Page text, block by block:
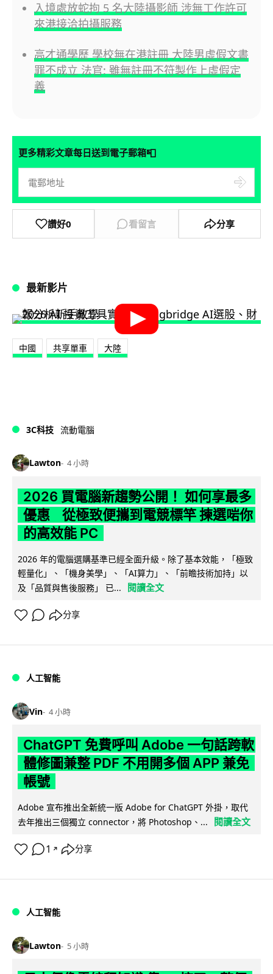
入境處放蛇拘 5 名大陸攝影師 涉無工作許可
來港接洽拍攝服務
高才通學歷 學校無在港註冊 大陸男虛假文書
罪不成立 法官: 雖無註冊不符製作上虛假定
義
更多精彩文章每日送到電子郵箱📮
讚好0 看留言 分享
最新影片
中國 共享單車 大陸
3C科技 流動電腦
Lawton 4 小時
2026 買電腦新趨勢公開！ 如何享最多
優惠 從極致便攜到電競標竿 揀選啱你
的高效能 PC
2026 年的電腦選購基準已經全面升級。除了基本效能，「極致
輕量化」、「機身美學」、「AI算力」、「前瞻技術加持」以
及「品質與售後服務」 已...
閱讀全文
分享
人工智能
Vin 4 小時
ChatGPT 免費呼叫 Adobe 一句話跨軟
體修圖兼整 PDF 不用開多個 APP 兼免
帳號
Adobe 宣布推出全新統一版 Adobe for ChatGPT 外掛，取代
去年推出三個獨立 connector，將 Photoshop、...
閱讀全文
1 ↗ 分享
人工智能
Lawton 5 小時